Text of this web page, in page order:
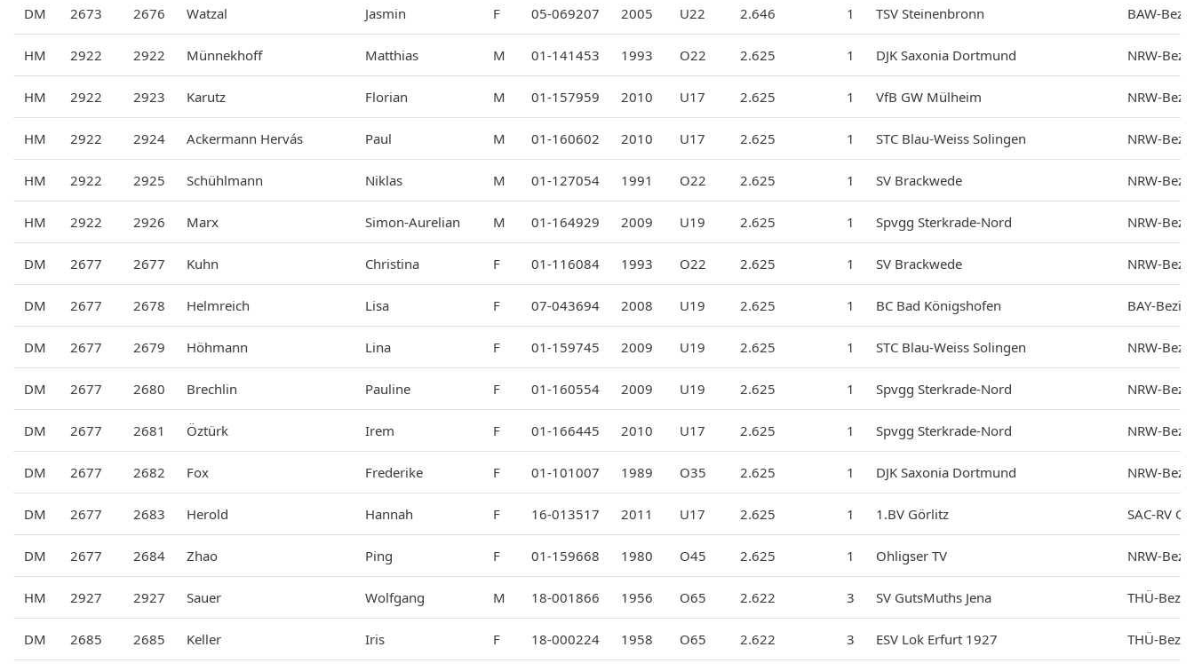
DM 2673 2676 Watzal Jasmin F 05-069207 2005 U22 2.646 1 TSV Steinenbronn BAW-
HM 2922 2922 Münnekhoff Matthias M 01-141453 1993 O22 2.625 1 DJK Saxonia Dortmund NRW-
HM 2922 2923 Karutz Florian M 01-157959 2010 U17 2.625 1 VfB GW Mülheim NRW-
HM 2922 2924 Ackermann Hervás Paul M 01-160602 2010 U17 2.625 1 STC Blau-Weiss Solingen NRW-
HM 2922 2925 Schühlmann Niklas M 01-127054 1991 O22 2.625 1 SV Brackwede NRW-
HM 2922 2926 Marx Simon-Aurelian M 01-164929 2009 U19 2.625 1 Spvgg Sterkrade-Nord NRW-
DM 2677 2677 Kuhn Christina F 01-116084 1993 O22 2.625 1 SV Brackwede NRW-
DM 2677 2678 Helmreich Lisa F 07-043694 2008 U19 2.625 1 BC Bad Königshofen BAY-
DM 2677 2679 Höhmann Lina F 01-159745 2009 U19 2.625 1 STC Blau-Weiss Solingen NRW-
DM 2677 2680 Brechlin Pauline F 01-160554 2009 U19 2.625 1 Spvgg Sterkrade-Nord NRW-
DM 2677 2681 Öztürk Irem F 01-166445 2010 U17 2.625 1 Spvgg Sterkrade-Nord NRW-
DM 2677 2682 Fox Frederike F 01-101007 1989 O35 2.625 1 DJK Saxonia Dortmund NRW-
DM 2677 2683 Herold Hannah F 16-013517 2011 U17 2.625 1 1.BV Görlitz SAC-RV
DM 2677 2684 Zhao Ping F 01-159668 1980 O45 2.625 1 Ohligser TV NRW-
HM 2927 2927 Sauer Wolfgang M 18-001866 1956 O65 2.622 3 SV GutsMuths Jena THÜ-
DM 2685 2685 Keller Iris F 18-000224 1958 O65 2.622 3 ESV Lok Erfurt 1927 THÜ-